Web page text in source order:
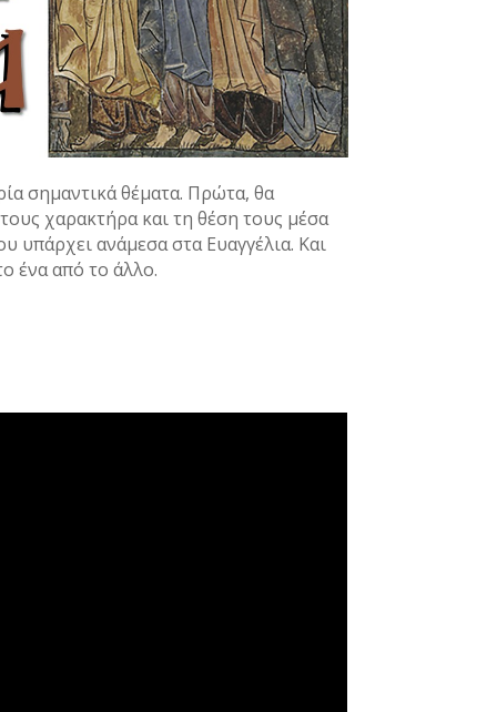
σημαντικά θέματα. Πρώτα, θα
χαρακτήρα και τη θέση τους μέσα
υπάρχει ανάμεσα στα Ευαγγέλια. Και
ένα από το άλλο.